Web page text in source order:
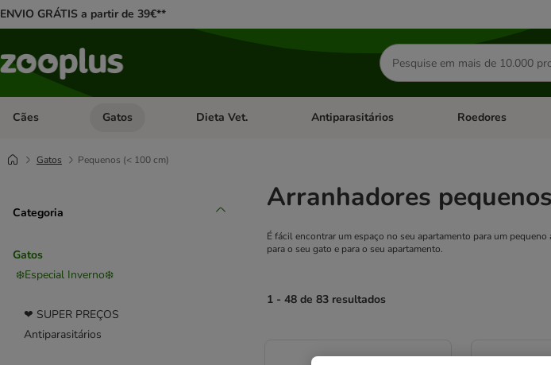
ENVIO GRÁTIS a partir de 39€**
Pesquisar
produtos
Cães Abrir menu de categoria: Cães
Gatos Abrir menu de categoria: Gatos
Dieta Vet. Abrir menu de categoria: Dieta Vet.
Antiparasitários Abrir menu de
Roedores
Gatos Pequenos (< 100 cm)
Categoria
Gatos
❄️Especial Inverno❄️
❤ SUPER PREÇOS
Antiparasitários
Arranhadores pequenos
É fácil encontrar um espaço no seu apartamento para um
para o seu gato e para o seu apartamento.
1 - 48 de 83 resultados